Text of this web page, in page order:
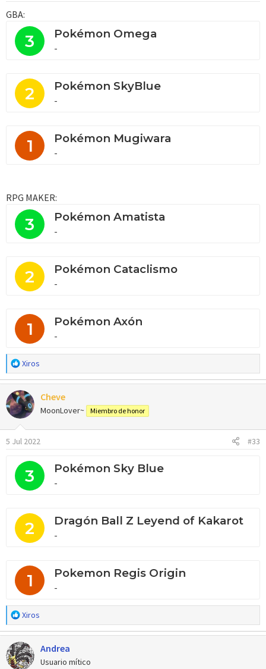
s
:
GBA:
3 Pokémon Omega
-
2 Pokémon SkyBlue
-
1 Pokémon Mugiwara
-
RPG MAKER:
3 Pokémon Amatista
-
2 Pokémon Cataclismo
-
1 Pokémon Axón
-
R
e
a
c
c
i
o
n
s
Xiros
Cheve
MoonLover~ Miembro de honor
5 Jul 2022 #33
3 Pokémon Sky Blue
-
2 Dragón Ball Z Leyend of Kakarot
-
1 Pokemon Regis Origin
-
R
e
a
c
c
Xiros
Andrea
Usuario mítico